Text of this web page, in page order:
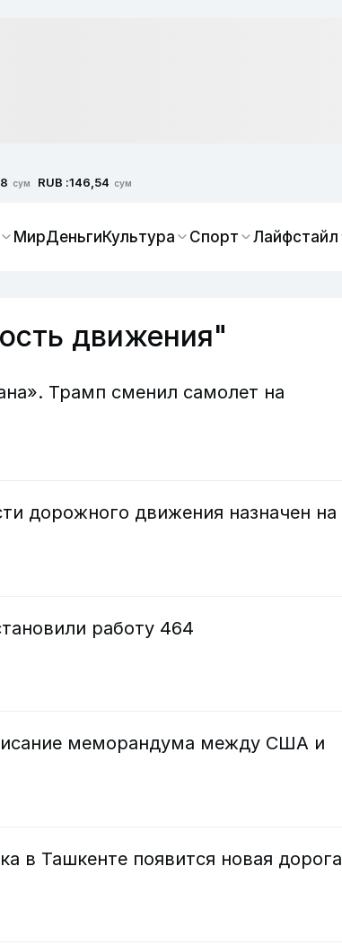
сум RUB :146,54 сум
МирДеньгиКультура Спорт Лайфстайл
движения"
Трамп сменил самолет на
дорожного движения назначен на
работу 464
меморандума между США и
в Ташкенте появится новая дорога